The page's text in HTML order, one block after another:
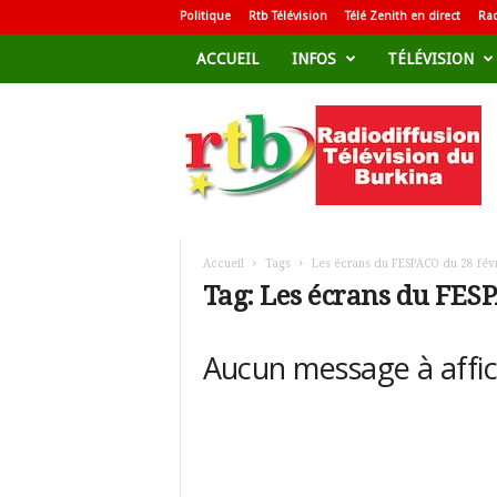
Politique Rtb Télévision Télé Zenith en direct
ACCUEIL INFOS TÉLÉVISION
d
i
Accueil Tags Les écrans du FESPACO du 28
Tag: Les écrans du
Aucun message à